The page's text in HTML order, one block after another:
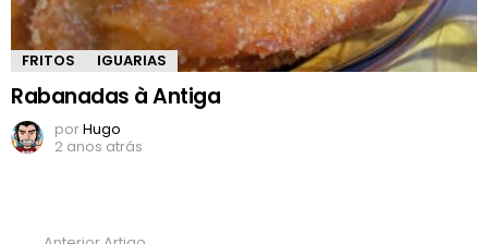
FRITOS IGUARIAS
Rabanadas à Antiga
porHugo
2 anos atrás